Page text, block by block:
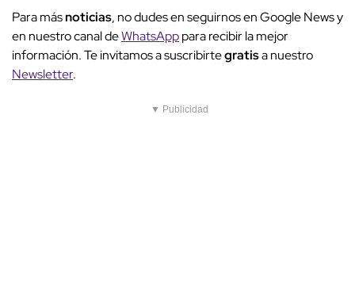
Para másnoticias, no dudes en seguirnos en Google News y
en nuestro canal deWhatsApppara recibir la mejor
información. Te invitamos a suscribirtegratisa nuestro
Newsletter.
▼ Publicidad